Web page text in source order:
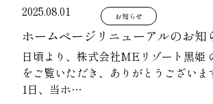
2025.08.01 お知らせ
ホームページリニューアルのお知
日頃より、株式会社MEリゾート黒姫
をご覧いただき、ありがとうございま
1日、当ホ…